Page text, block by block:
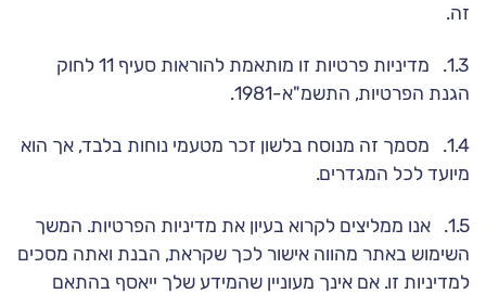
זה.
1.3. מדיניות פרטיות זו מותאמת להוראות סעיף 11 לחוק
הגנת הפרטיות, התשמ"א-1981.
1.4. מסמך זה מנוסח בלשון זכר מטעמי נוחות בלבד, אך הוא
מיועד לכל המגדרים.
1.5. אנו ממליצים לקרוא בעיון את מדיניות הפרטיות. המשך
השימוש באתר מהווה אישור לכך שקראת, הבנת ואתה מסכים
למדיניות זו. אם אינך מעוניין שהמידע שלך ייאסף בהתאם